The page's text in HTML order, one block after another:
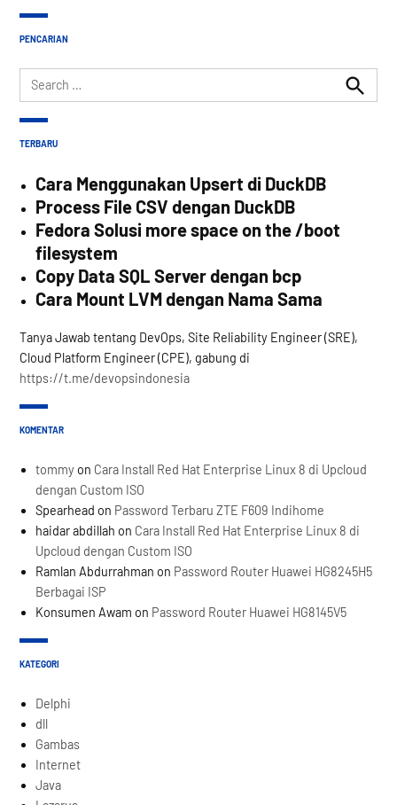
PENCARIAN
Search
for:
Search
TERBARU
Cara Menggunakan Upsert di DuckDB
Process File CSV dengan DuckDB
Fedora Solusi more space on the /boot
filesystem
Copy Data SQL Server dengan bcp
Cara Mount LVM dengan Nama Sama
Tanya Jawab tentang DevOps, Site Reliability Engineer (SRE),
Cloud Platform Engineer (CPE), gabung di
https://t.me/devopsindonesia
KOMENTAR
tommy on Cara Install Red Hat Enterprise Linux 8 di Upcloud
dengan Custom ISO
Spearhead on Password Terbaru ZTE F609 Indihome
haidar abdillah on Cara Install Red Hat Enterprise Linux 8 di
Upcloud dengan Custom ISO
Ramlan Abdurrahman on Password Router Huawei HG8245H5
Berbagai ISP
Konsumen Awam on Password Router Huawei HG8145V5
KATEGORI
Delphi
dll
Gambas
Internet
Java